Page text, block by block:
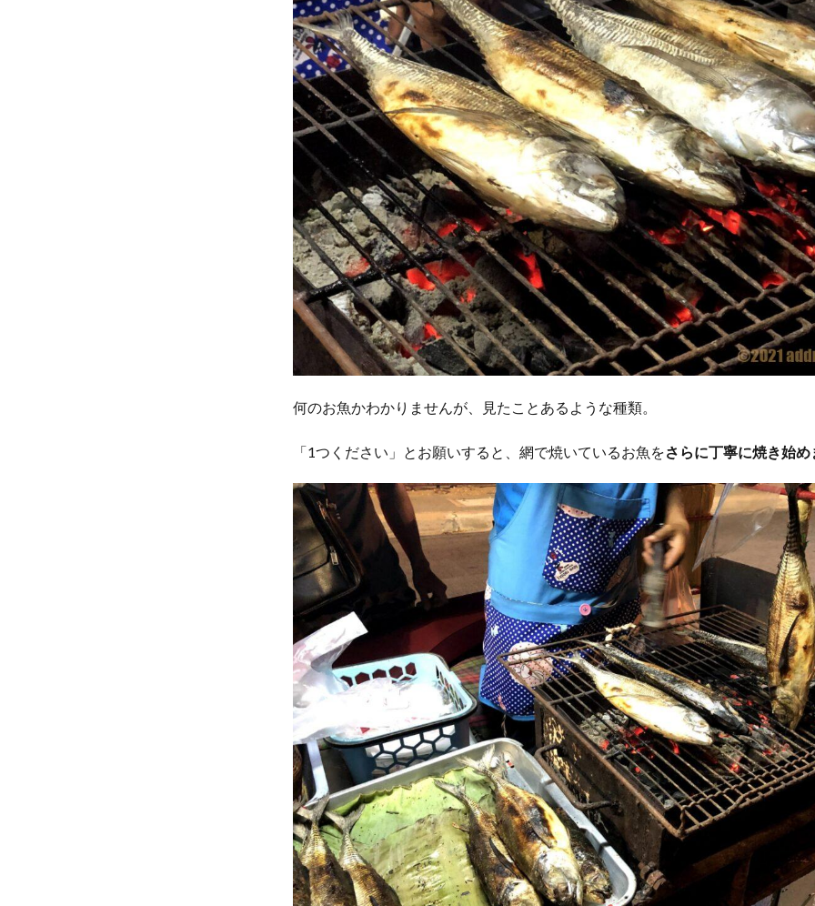
タイ
のピ
クル
ス
7
晩酌
のア
テ
に、
ぜひ
移動
屋台
の焼
き魚
を！
何のお魚かわかりませんが、見たことあるような種類。
「1つください」とお願いすると、網で焼いているお魚をさらに丁寧に焼き始め